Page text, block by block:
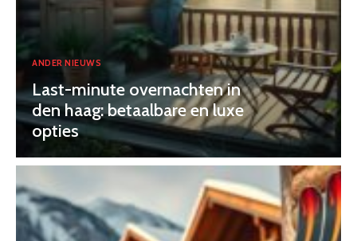
ANDER NIEUWS
Last-minute overnachten in
den haag: betaalbare en luxe
opties